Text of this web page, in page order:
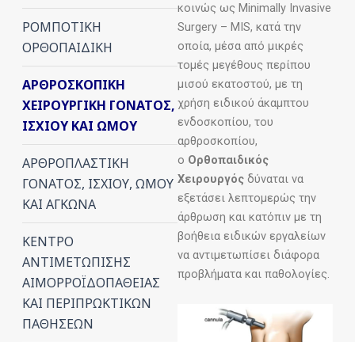
ΡΟΜΠΟΤΙΚΗ
ΟΡΘΟΠΑΙΔΙΚΗ
ΑΡΘΡΟΣΚΟΠΙΚΗ
ΧΕΙΡΟΥΡΓΙΚΗ ΓΟΝΑΤΟΣ,
ΙΣΧΙΟΥ ΚΑΙ ΩΜΟΥ
ΑΡΘΡΟΠΛΑΣΤΙΚΗ
ΓΟΝΑΤΟΣ, ΙΣΧΙΟΥ, ΩΜΟΥ
ΚΑΙ ΑΓΚΩΝΑ
ΚΕΝΤΡΟ
ΑΝΤΙΜΕΤΩΠΙΣΗΣ
ΑΙΜΟΡΡΟΪΔΟΠΑΘΕΙΑΣ
ΚΑΙ ΠΕΡΙΠΡΩΚΤΙΚΩΝ
ΠΑΘΗΣΕΩΝ
κοινώς ως Minimally Invasive
Surgery – MIS, κατά την
οποία, μέσα από μικρές
τομές μεγέθους περίπου
μισού εκατοστού, με τη
χρήση ειδικού άκαμπτου
ενδοσκοπίου, του
αρθροσκοπίου,
ο Ορθοπαιδικός
Χειρουργός δύναται να
εξετάσει λεπτομερώς την
άρθρωση και κατόπιν με τη
βοήθεια ειδικών εργαλείων
να αντιμετωπίσει διάφορα
προβλήματα και παθολογίες.